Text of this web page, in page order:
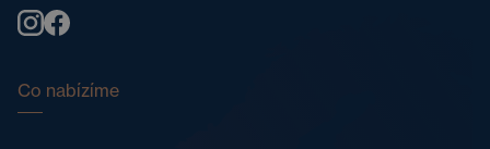
Co nabízíme